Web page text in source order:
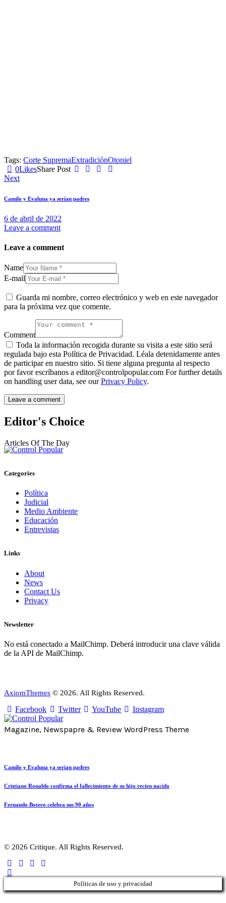
Tags: Corte SupremaExtradiciónOtoniel
0LikesShare Post
Navegación
de
Next
Camilo y Evaluna ya serían padres
6 de abril de 2022
Leave a comment
Leave a comment
Name
E-mail
Guarda mi nombre, correo electrónico y web en este navegador
para la próxima vez que comente.
Comment
Toda la información recogida durante su visita a este sitio será
regulada bajo esta Política de Privacidad. Léala detenidamente antes
de participar en nuestro sitio. Si tiene alguna pregunta al respecto
por favor escríbanos a editor@controlpopular.com For further details
on handling user data, see ourPrivacy Policy.
Editor's Choice
Articles Of The Day
Categories
Política
Judicial
Medio Ambiente
Educación
Entrevistas
Links
About
News
Contact Us
Privacy
Newsletter
No está conectado a MailChimp. Deberá introducir una clave válida
de la API de MailChimp.
AxiomThemes © 2026. All Rights Reserved.
Facebook Twitter YouTube Instagram
Magazine, Newspapre & Review WordPress Theme
Camilo y Evaluna ya serían padres
Cristiano Ronaldo confirma el fallecimiento de su hijo recien nacido
Fernando Botero celebra sus 90 años
© 2026 Critique. All Rights Reserved.
Políticas de uso y privacidad